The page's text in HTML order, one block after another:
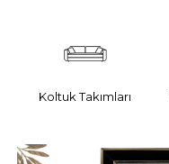
Koltuk Takımları